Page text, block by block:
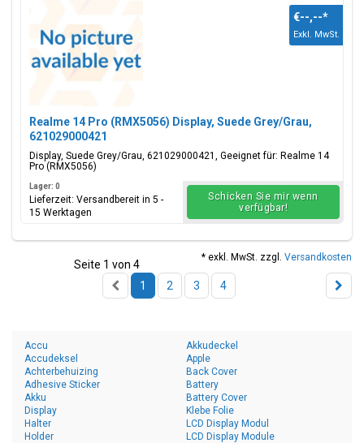
Realme 14 Pro (RMX5056) Display, Suede Grey/Grau,
621029000421
Display, Suede Grey/Grau, 621029000421, Geeignet für: Realme 14
Pro (RMX5056)
€--,--*
Exkl. MwSt.
Lager: 0
Lieferzeit: Versandbereit in 5 -
15 Werktagen
Schicken Sie mir wenn
verfügbar!
* exkl. MwSt. zzgl. Versandkosten
Seite 1 von 4
1
2 3 4
Accu
Accudeksel
Achterbehuizing
Adhesive Sticker
Akku
Akkudeckel
Apple
Back Cover
Battery
Battery Cover
Display
Halter
Holder
Klebe Folie
LCD Display Modul
LCD Display Module